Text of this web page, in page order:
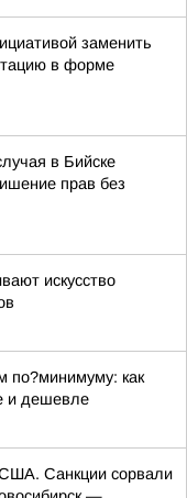
заменить
в форме
в Бийске
прав без
искусство
по?минимуму: как
и дешевле
Санкции сорвали